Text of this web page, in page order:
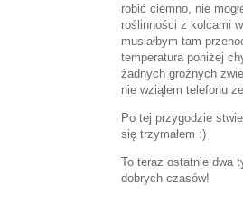
robić ciemno, nie
roślinności z kolcami
musiałbym tam
temperatura poniżej
żadnych groźnych
nie wziąłem telefonu
Po tej przygodzie
się trzymałem :)
To teraz ostatnie dwa
dobrych czasów!